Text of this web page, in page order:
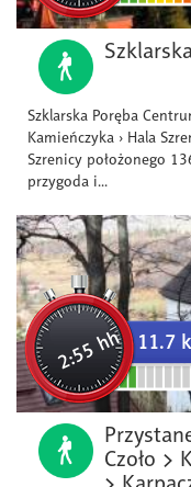
Szklarska Poręba
Kamieńczyka › Hala
Szrenicy położonego
przygoda i...
2:55 hh 11.7
Czoło >